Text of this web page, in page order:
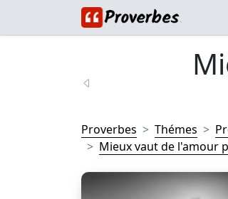
Proverbes Thémes
Mieux vaut de l'amour